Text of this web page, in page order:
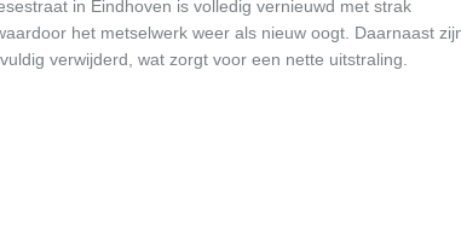
in Eindhoven is volledig vernieuwd met strak
het metselwerk weer als nieuw oogt. Daarnaast
verwijderd, wat zorgt voor een nette uitstraling.